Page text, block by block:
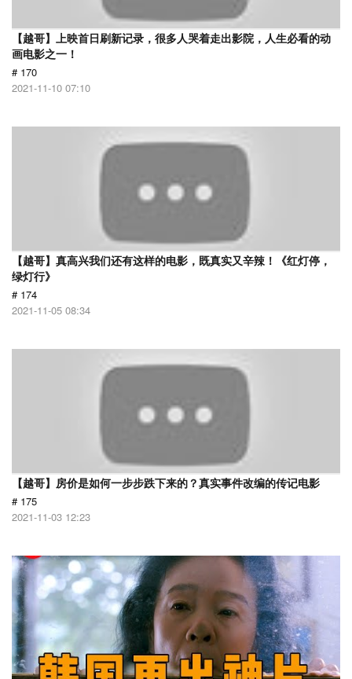
【越哥】上映首日刷新记录，很多人哭着走出影院，人生必看的动
画电影之一！
# 170
2021-11-10 07:10
【越哥】真高兴我们还有这样的电影，既真实又辛辣！《红灯停，
绿灯行》
# 174
2021-11-05 08:34
【越哥】房价是如何一步步跌下来的？真实事件改编的传记电影
# 175
2021-11-03 12:23